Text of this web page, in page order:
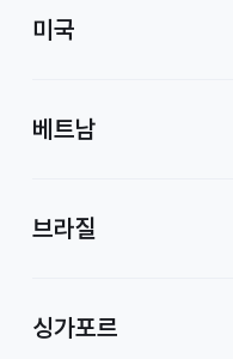
미국
베트남
브라질
싱가포르